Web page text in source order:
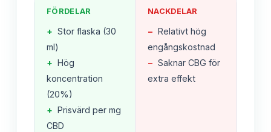
FÖRDELAR
+ Stor flaska (30
ml)
+ Hög
koncentration
(20%)
+ Prisvärd per mg
CBD
NACKDELAR
− Relativt hög
engångskostnad
− Saknar CBG för
extra effekt